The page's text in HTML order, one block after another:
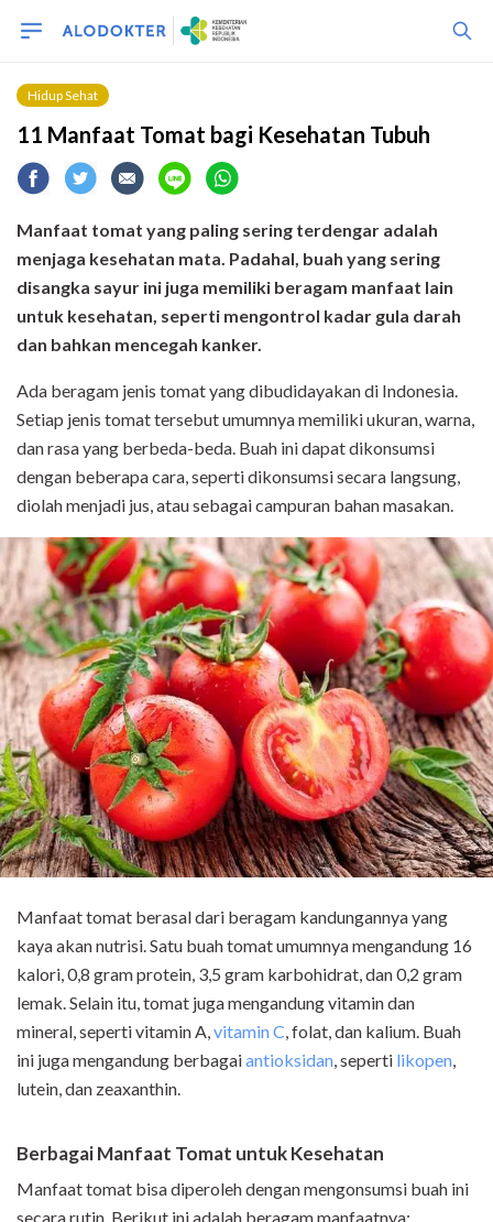
Hidup Sehat
11 Manfaat Tomat bagi Kesehatan Tubuh
Manfaat tomat yang paling sering terdengar adalah
menjaga kesehatan mata. Padahal, buah yang sering
disangka sayur ini juga memiliki beragam manfaat lain
untuk kesehatan, seperti mengontrol kadar gula darah
dan bahkan mencegah kanker.
Ada beragam jenis tomat yang dibudidayakan di Indonesia.
Setiap jenis tomat tersebut umumnya memiliki ukuran, warna,
dan rasa yang berbeda-beda. Buah ini dapat dikonsumsi
dengan beberapa cara, seperti dikonsumsi secara langsung,
diolah menjadi jus, atau sebagai campuran bahan masakan.
Manfaat tomat berasal dari beragam kandungannya yang
kaya akan nutrisi. Satu buah tomat umumnya mengandung 16
kalori, 0,8 gram protein, 3,5 gram karbohidrat, dan 0,2 gram
lemak. Selain itu, tomat juga mengandung vitamin dan
mineral, seperti vitamin A,vitamin C, folat, dan kalium. Buah
ini juga mengandung berbagaiantioksidan, seperti likopen,
lutein, dan zeaxanthin.
Berbagai Manfaat Tomat untuk Kesehatan
Manfaat tomat bisa diperoleh dengan mengonsumsi buah ini
secara rutin. Berikut ini adalah beragam manfaatnya: